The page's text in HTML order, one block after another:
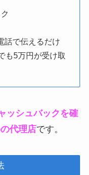
話で伝えるだけ
も5万円が受け取
ッシュバックを確
代理店です。